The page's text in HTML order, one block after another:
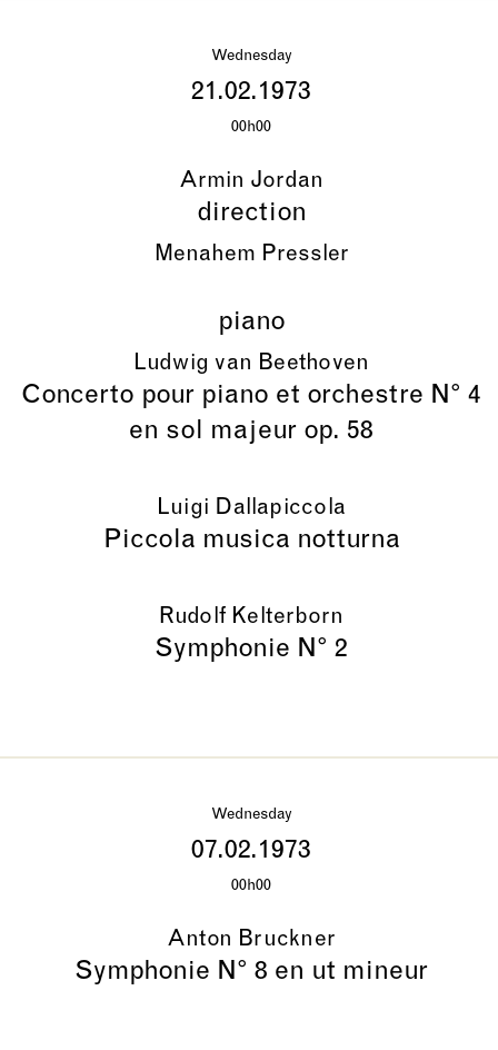
Wednesday
21.02.1973
00h00
Armin Jordan
direction
Menahem Pressler
piano
Ludwig van Beethoven
Concerto pour piano et orchestre N° 4
en sol majeur op. 58
Luigi Dallapiccola
Piccola musica notturna
Rudolf Kelterborn
Symphonie N° 2
Wednesday
07.02.1973
00h00
Anton Bruckner
Symphonie N° 8 en ut mineur